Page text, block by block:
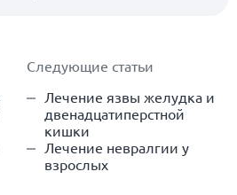
Следующие статьи
Лечение язвы желудка и
двенадцатиперстной
кишки
Лечение невралгии у
взрослых